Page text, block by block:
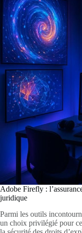
Adobe Firefly :
juridique
Parmi les outils
un choix privilégié pour